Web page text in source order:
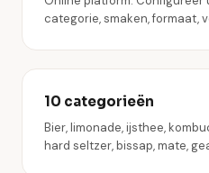
categorie, smaken, formaat,
10 categorieën
Bier, limonade, ijsthee,
hard seltzer, bissap, mate,